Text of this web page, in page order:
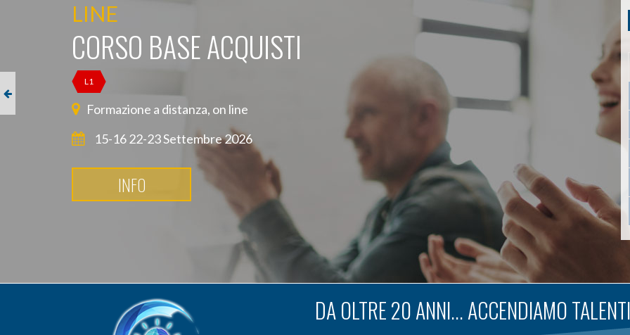
LINE
CORSO BASE ACQUISTI
L1
Formazione a distanza, on line
15-16 22-23 Settembre 2026
INFO
DA OLTRE 20 ANNI... ACCENDIAMO TALENTI